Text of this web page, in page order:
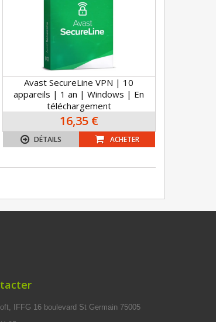
Avast SecureLine VPN | 10
appareils | 1 an | Windows | En
téléchargement
16,35 €
DÉTAILS ACHETER
IFFG 16 boulevard St Germain 75005